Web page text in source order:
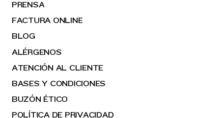
PRENSA
FACTURA ONLINE
BLOG
ALÉRGENOS
ATENCIÓN AL CLIENTE
BASES Y CONDICIONES
BUZÓN ÉTICO
POLÍTICA DE PRIVACIDAD